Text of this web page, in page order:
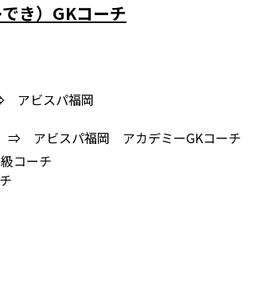
）GKコーチ
ビスパ福岡
⇒ アビスパ福岡 アカデミーGKコー
コーチ